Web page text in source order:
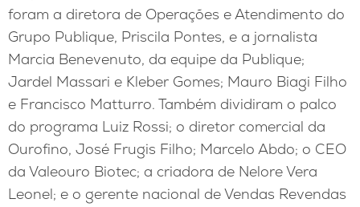
foram a diretora de Operações e Atendimento do
Grupo Publique, Priscila Pontes, e a jornalista
Marcia Benevenuto, da equipe da Publique;
Jardel Massari e Kleber Gomes; Mauro Biagi Filho
e Francisco Matturro. Também dividiram o palco
do programa Luiz Rossi; o diretor comercial da
Ourofino, José Frugis Filho; Marcelo Abdo; o CEO
da Valeouro Biotec; a criadora de Nelore Vera
Leonel; e o gerente nacional de Vendas Revendas